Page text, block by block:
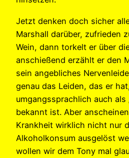
Jetzt denken doch sicher
Marshall darüber, zufrieden
Wein, dann torkelt er über
anschießend erzählt er den
sein angebliches
genau das Leiden, das er
umgangssprachlich auch als
bekannt ist. Aber
Krankheit wirklich nicht nur
Alkoholkonsum ausgelöst
wollen wir dem Tony mal